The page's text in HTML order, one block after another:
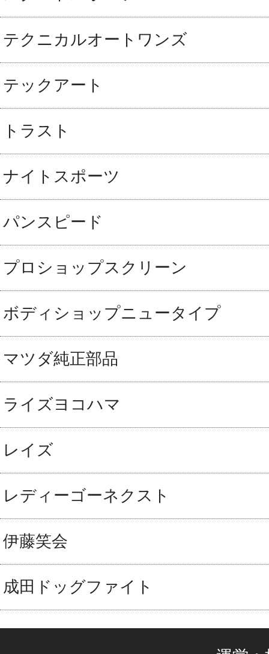
テクニカルオートワンズ
テックアート
トラスト
ナイトスポーツ
パンスピード
プロショップスクリーン
ボディショップニュータイプ
マツダ純正部品
ライズヨコハマ
レイズ
レディーゴーネクスト
伊藤笑会
成田ドッグファイト